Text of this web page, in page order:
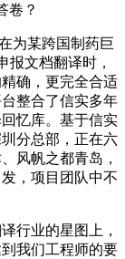
卷？
为某跨国制药巨
报文档翻译时，
确，更完全合适
整合了信实多年
忆库。基于信实
分总部，正在六
风帆之都青岛，
，项目团队中不
行业的星图上，
我们工程师的要